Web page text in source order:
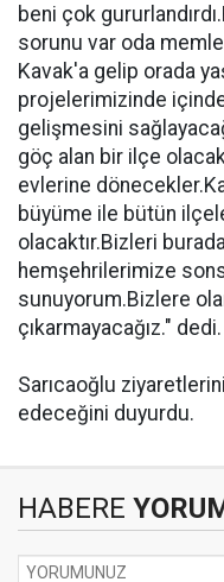
beni çok
sorunu var oda
Kavak'a gelip orada
projelerimizinde
gelişmesini
göç alan bir ilçe
evlerine
büyüme ile bütün
olacaktır.Bizleri
hemşehrilerimize
sunuyorum.Bizlere
çıkarmayacağız." dedi.
Sarıcaoğlu
edeceğini duyurdu.
HABERE